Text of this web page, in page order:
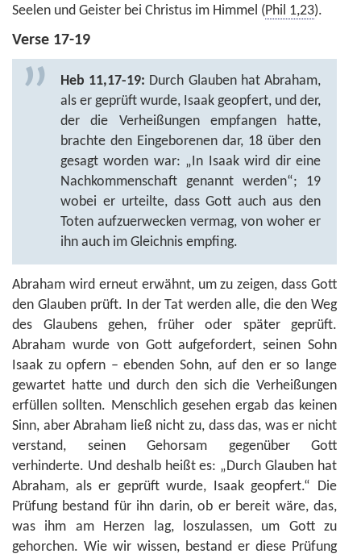
Seelen und Geister bei Christus im Himmel (Phil 1,23).
Verse 17-19
Heb 11,17-19: Durch Glauben hat Abraham,
als er geprüft wurde, Isaak geopfert, und der,
der die Verheißungen empfangen hatte,
brachte den Eingeborenen dar, 18 über den
gesagt worden war: „In Isaak wird dir eine
Nachkommenschaft genannt werden“; 19
wobei er urteilte, dass Gott auch aus den
Toten aufzuerwecken vermag, von woher er
ihn auch im Gleichnis empfing.
Abraham wird erneut erwähnt, um zu zeigen, dass Gott
den Glauben prüft. In der Tat werden alle, die den Weg
des Glaubens gehen, früher oder später geprüft.
Abraham wurde von Gott aufgefordert, seinen Sohn
Isaak zu opfern – ebenden Sohn, auf den er so lange
gewartet hatte und durch den sich die Verheißungen
erfüllen sollten. Menschlich gesehen ergab das keinen
Sinn, aber Abraham ließ nicht zu, dass das, was er nicht
verstand, seinen Gehorsam gegenüber Gott
verhinderte. Und deshalb heißt es: „Durch Glauben hat
Abraham, als er geprüft wurde, Isaak geopfert.“ Die
Prüfung bestand für ihn darin, ob er bereit wäre, das,
was ihm am Herzen lag, loszulassen, um Gott zu
gehorchen. Wie wir wissen, bestand er diese Prüfung